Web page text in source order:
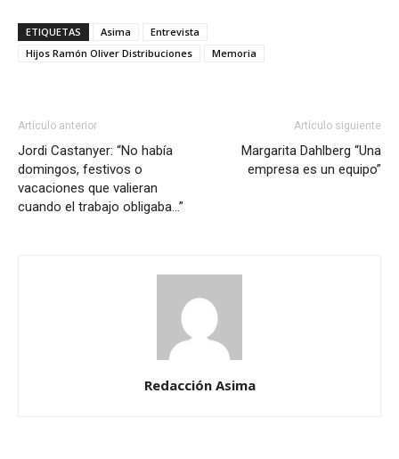
ETIQUETAS Asima
Entrevista
Hijos Ramón Oliver Distribuciones
Memoria
Artículo anterior
Jordi Castanyer: “No había
domingos, festivos o
vacaciones que valieran
cuando el trabajo obligaba…”
Artículo siguiente
Margarita Dahlberg “Una
empresa es un equipo”
Redacción Asima